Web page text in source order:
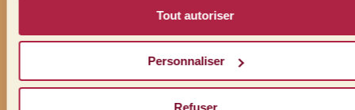
Tout autoriser
Personnaliser
Refuser